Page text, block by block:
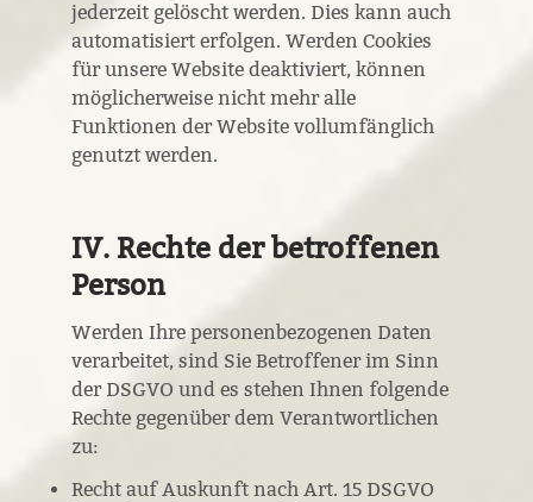
jederzeit gelöscht werden. Dies kann auch
automatisiert erfolgen. Werden Cookies
für unsere Website deaktiviert, können
möglicherweise nicht mehr alle
Funktionen der Website vollumfänglich
genutzt werden.
IV. Rechte der betroffenen
Person
Werden Ihre personenbezogenen Daten
verarbeitet, sind Sie Betroffener im Sinn
der DSGVO und es stehen Ihnen folgende
Rechte gegenüber dem Verantwortlichen
zu:
Recht auf Auskunft nach Art. 15 DSGVO